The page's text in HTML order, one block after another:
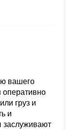
вашего
груз и
и